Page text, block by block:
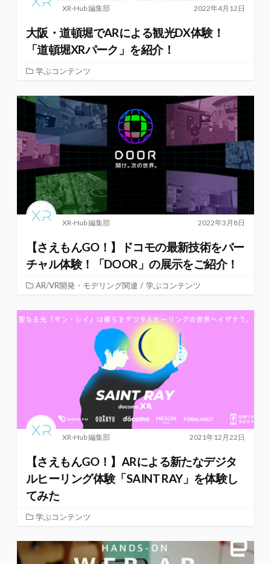
2022年4月12日
XR-Hub 編集部
大阪・道頓堀でARによる観光DX体験！
「道頓堀XRパーク」を紹介！
学ぶコンテンツ
2022年3月8日
XR-Hub 編集部
【さえもんGO！】ドコモの最新技術をバー
チャル体験！「DOOR」の展示をご紹介！
AR/VR開発・モデリング関連 / 学ぶコンテンツ
2021年12月22日
XR-Hub 編集部
【さえもんGO！】ARによる新たなデジタ
ルヒーリング体験「SAINT RAY」を体験し
てみた
学ぶコンテンツ